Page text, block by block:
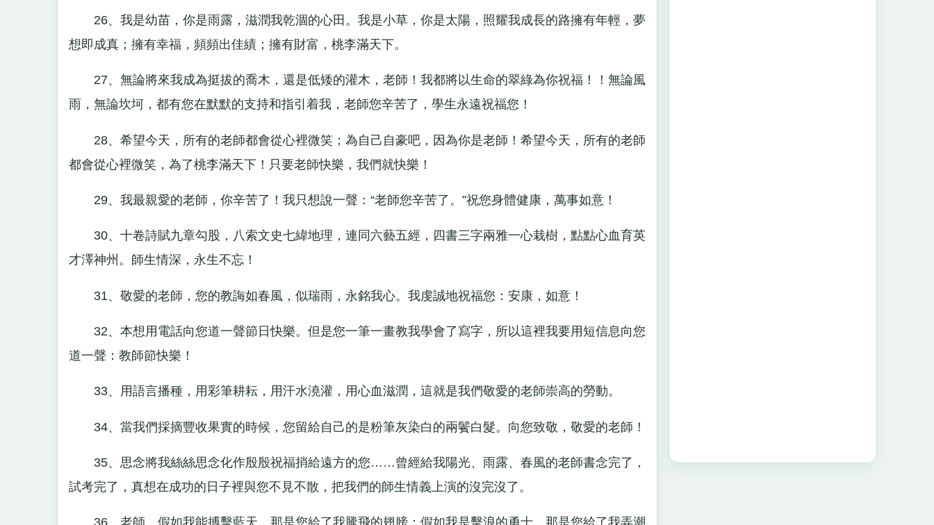
26、我是幼苗，你是雨露，滋潤我乾涸的心田。我是小草，你是太陽，照耀我成長的路擁有年輕，夢
想即成真；擁有幸福，頻頻出佳績；擁有財富，桃李滿天下。
27、無論將來我成為挺拔的喬木，還是低矮的灌木，老師！我都將以生命的翠綠為你祝福！！無論風
雨，無論坎坷，都有您在默默的支持和指引着我，老師您辛苦了，學生永遠祝福您！
28、希望今天，所有的老師都會從心裡微笑；為自己自豪吧，因為你是老師！希望今天，所有的老師
都會從心裡微笑，為了桃李滿天下！只要老師快樂，我們就快樂！
29、我最親愛的老師，你辛苦了！我只想說一聲：“老師您辛苦了。”祝您身體健康，萬事如意！
30、十卷詩賦九章勾股，八索文史七緯地理，連同六藝五經，四書三字兩雅一心栽樹，點點心血育英
才澤神州。師生情深，永生不忘！
31、敬愛的老師，您的教誨如春風，似瑞雨，永銘我心。我虔誠地祝福您：安康，如意！
32、本想用電話向您道一聲節日快樂。但是您一筆一畫教我學會了寫字，所以這裡我要用短信息向您
道一聲：教師節快樂！
33、用語言播種，用彩筆耕耘，用汗水澆灌，用心血滋潤，這就是我們敬愛的老師崇高的勞動。
34、當我們採摘豐收果實的時候，您留給自己的是粉筆灰染白的兩鬢白髮。向您致敬，敬愛的老師！
35、思念將我絲絲思念化作殷殷祝福捎給遠方的您……曾經給我陽光、雨露、春風的老師書念完了，
試考完了，真想在成功的日子裡與您不見不散，把我們的師生情義上演的沒完沒了。